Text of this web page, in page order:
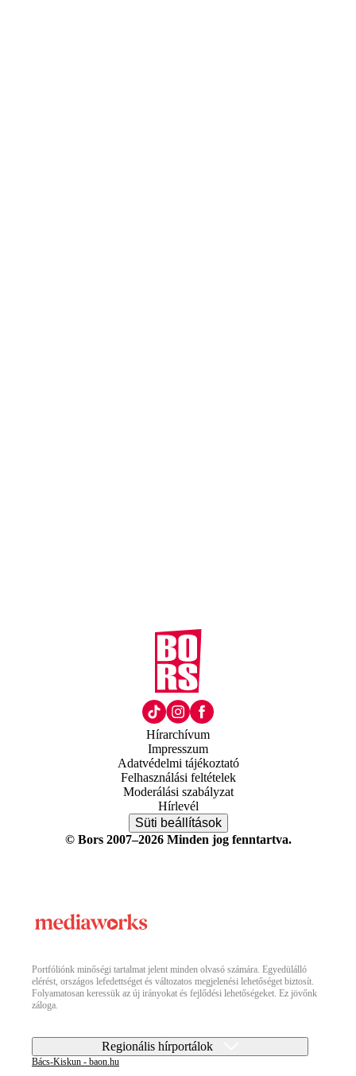
Hírarchívum
Impresszum
Adatvédelmi tájékoztató
Felhasználási feltételek
Moderálási szabályzat
Hírlevél
Süti beállítások
© Bors 2007–2026 Minden jog fenntartva.
Portfóliónk minőségi tartalmat jelent minden olvasó számára. Egyedülálló
elérést, országos lefedettséget és változatos megjelenési lehetőséget biztosít.
Folyamatosan keressük az új irányokat és fejlődési lehetőségeket. Ez jövőnk
záloga.
Regionális hírportálok
Bács-Kiskun - baon.hu